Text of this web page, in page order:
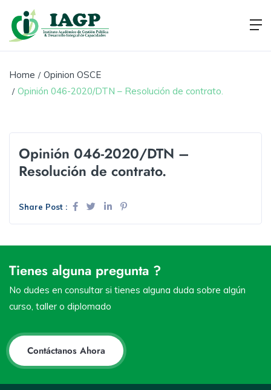
Home
Opinion OSCE
Opinión 046-2020/DTN – Resolución de contrato.
Opinión 046-2020/DTN –
Resolución de contrato.
Share Post :
Tienes alguna pregunta ?
No dudes en consultar si tienes alguna duda sobre algún
curso, taller o diplomado
Contáctanos Ahora